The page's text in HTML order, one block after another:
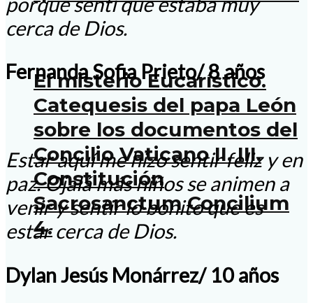
El misterio Eucarístico.
Catequesis del papa León
sobre los documentos del
Concilio Vaticano II. III.
Constitución
Sacrosanctum Concilium
4.
cerca de Dios.
Fernanda Sofia Prieto/ 8 años
Estar aquí me hizo sentir feliz y en
paz. Ojalá más niños se animen a
venir y sentir lo bonito que es
estar cerca de Dios.
Dylan Jesús Monárrez/ 10 años